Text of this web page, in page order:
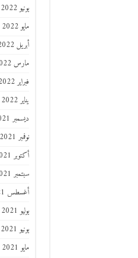
يونيو 2022
مايو 2022
أبريل 2022
مارس 2022
فبراير 2022
يناير 2022
ديسمبر 2021
نوفمبر 2021
أكتوبر 2021
سبتمبر 2021
أغسطس 2021
يوليو 2021
يونيو 2021
مايو 2021